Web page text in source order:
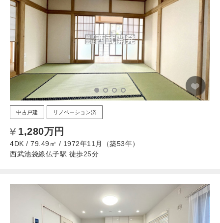
中古戸建 リノベーション済
1,280万円
4DK / 79.49㎡ / 1972年11月（築53年）
西武池袋線仏子駅 徒歩25分